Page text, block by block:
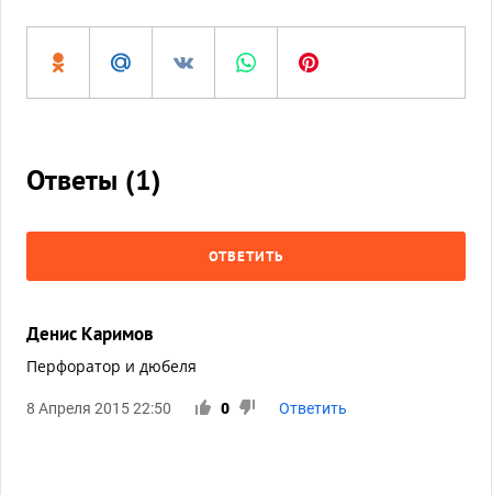
Ответы (1)
ОТВЕТИТЬ
Денис Каримов
Перфоратор и дюбеля
8 Апреля 2015 22:50 0 Ответить